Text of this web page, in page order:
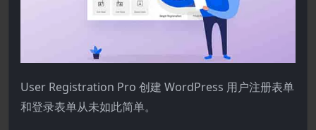
User Registration Pro 创建 WordPress 用户注册表单
和登录表单从未如此简单。